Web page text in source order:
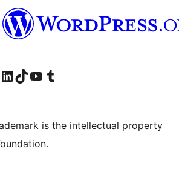
Instagram account
Visit our LinkedIn account
ہمارے ٹک ٹاک اکاؤنٹ پر جائیں
Visit our YouTube channel
ہمارے ٹمبلر اکاؤنٹ پر جائیں
is the intellectual property